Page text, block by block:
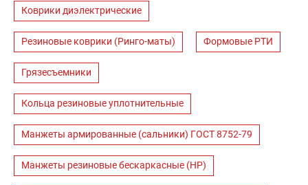
Коврики диэлектрические
Резиновые коврики (Ринго-маты) Формовые РТИ
Грязесъемники
Кольца резиновые уплотнительные
Манжеты армированные (сальники) ГОСТ 8752-79
Манжеты резиновые бескаркасные (НР)